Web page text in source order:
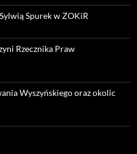
Spurek w ZOKiR
Rzecznika Praw
Wyszyńskiego oraz okolic